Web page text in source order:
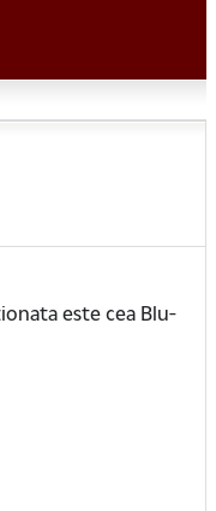
este cea Blu-